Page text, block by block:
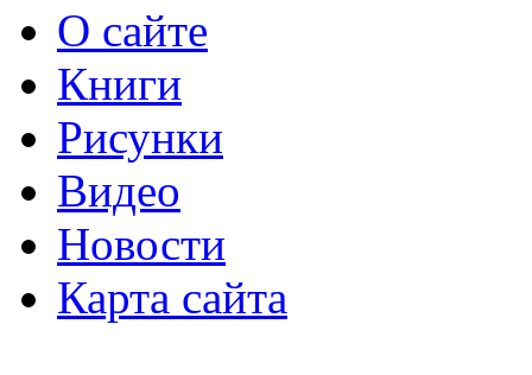
О сайте
Книги
Рисунки
Видео
Новости
Карта сайта